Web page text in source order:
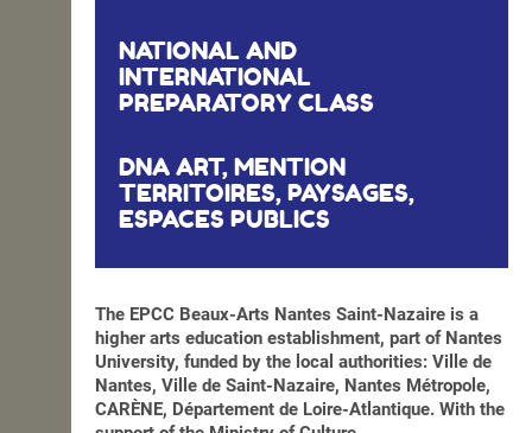
NATIONAL AND
INTERNATIONAL
PREPARATORY CLASS
DNA ART, MENTION
TERRITOIRES, PAYSAGES,
ESPACES PUBLICS
The EPCC Beaux-Arts Nantes Saint-Nazaire is a
higher arts education establishment, part of Nantes
University, funded by the local authorities: Ville de
Nantes, Ville de Saint-Nazaire, Nantes Métropole,
CARÈNE, Département de Loire-Atlantique. With the